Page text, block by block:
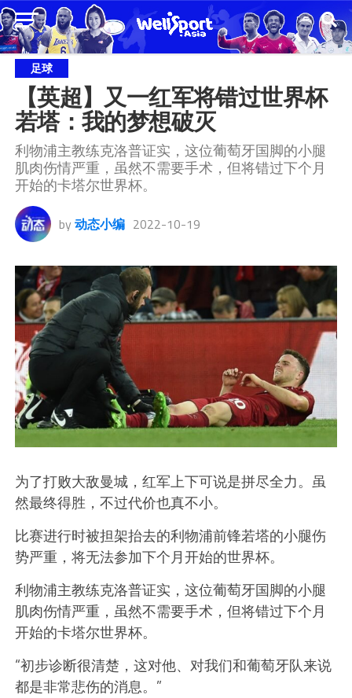
足球
【英超】又一红军将错过世界杯
若塔：我的梦想破灭
利物浦主教练克洛普证实，这位葡萄牙国脚的小腿
肌肉伤情严重，虽然不需要手术，但将错过下个月
开始的卡塔尔世界杯。
by 动态小编 2022-10-19
为了打败大敌曼城，红军上下可说是拼尽全力。虽
然最终得胜，不过代价也真不小。
比赛进行时被担架抬去的利物浦前锋若塔的小腿伤
势严重，将无法参加下个月开始的世界杯。
利物浦主教练克洛普证实，这位葡萄牙国脚的小腿
肌肉伤情严重，虽然不需要手术，但将错过下个月
开始的卡塔尔世界杯。
“初步诊断很清楚，这对他、对我们和葡萄牙队来说
都是非常悲伤的消息。”